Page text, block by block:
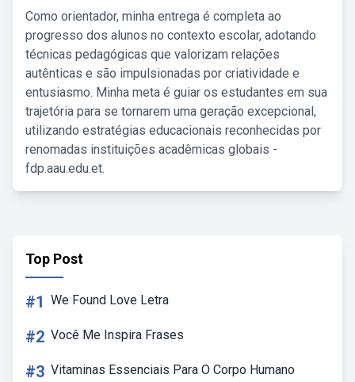
Como orientador, minha entrega é completa ao
progresso dos alunos no contexto escolar, adotando
técnicas pedagógicas que valorizam relações
autênticas e são impulsionadas por criatividade e
entusiasmo. Minha meta é guiar os estudantes em sua
trajetória para se tornarem uma geração excepcional,
utilizando estratégias educacionais reconhecidas por
renomadas instituições acadêmicas globais -
fdp.aau.edu.et.
Top Post
#1 We Found Love Letra
#2 Você Me Inspira Frases
#3 Vitaminas Essenciais Para O Corpo Humano